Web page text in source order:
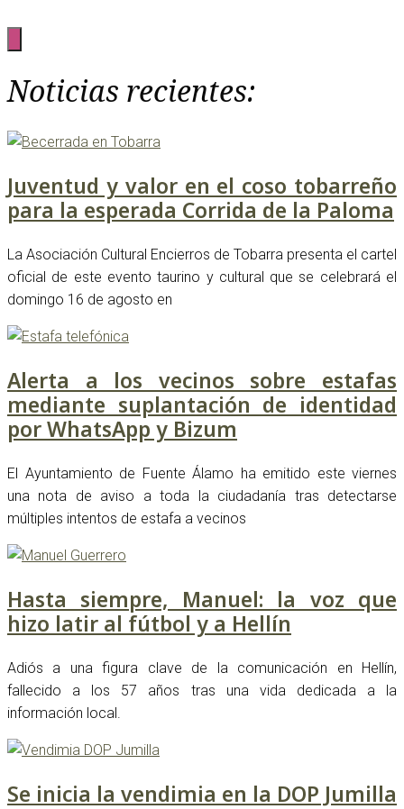
Noticias recientes:
Juventud y valor en el coso tobarreño
para la esperada Corrida de la Paloma
La Asociación Cultural Encierros de Tobarra presenta el cartel
oficial de este evento taurino y cultural que se celebrará el
domingo 16 de agosto en
Alerta a los vecinos sobre estafas
mediante suplantación de identidad
por WhatsApp y Bizum
El Ayuntamiento de Fuente Álamo ha emitido este viernes
una nota de aviso a toda la ciudadanía tras detectarse
múltiples intentos de estafa a vecinos
Hasta siempre, Manuel: la voz que
hizo latir al fútbol y a Hellín
Adiós a una figura clave de la comunicación en Hellín,
fallecido a los 57 años tras una vida dedicada a la
información local.
Se inicia la vendimia en la DOP Jumilla